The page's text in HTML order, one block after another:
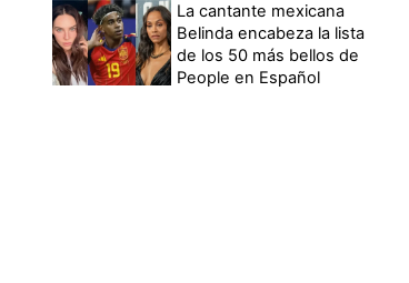
La cantante mexicana
Belinda encabeza la lista
de los 50 más bellos de
People en Español